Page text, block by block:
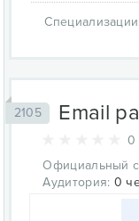
2105 Email
0
Официальный
Аудитория: 0